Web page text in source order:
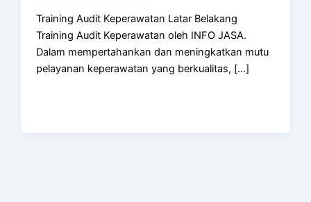
Training Audit Keperawatan Latar Belakang
Training Audit Keperawatan oleh INFO JASA.
Dalam mempertahankan dan meningkatkan mutu
pelayanan keperawatan yang berkualitas, […]